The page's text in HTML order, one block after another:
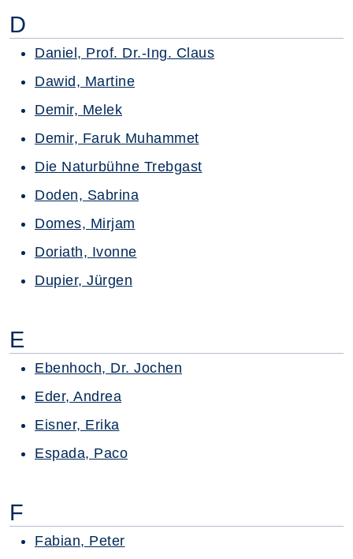
D
Daniel, Prof. Dr.-Ing. Claus
Dawid, Martine
Demir, Melek
Demir, Faruk Muhammet
Die Naturbühne Trebgast
Doden, Sabrina
Domes, Mirjam
Doriath, Ivonne
Dupier, Jürgen
E
Ebenhoch, Dr. Jochen
Eder, Andrea
Eisner, Erika
Espada, Paco
F
Fabian, Peter